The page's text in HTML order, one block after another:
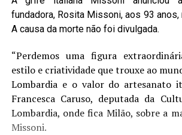
fundadora, Rosita Missoni, aos 93
A causa da morte não foi divulgada.
“Perdemos uma figura
estilo e criatividade que trouxe ao
Lombardia e o valor do artesanato
Francesca Caruso, deputada da
Lombardia, onde fica Milão, sobre a
Missoni.